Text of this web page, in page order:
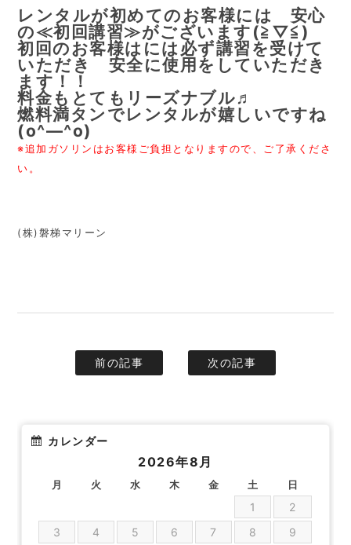
レンタルが初めてのお客様には 安心
の≪初回講習≫がございます(≧▽≦)
初回のお客様はには必ず講習を受けて
いただき 安全に使用をしていただき
ます！！
料金もとてもリーズナブル♬
燃料満タンでレンタルが嬉しいですね
(o^―^o)
※追加ガソリンはお客様ご負担となりますので、ご了承くださ
い。
(株)磐梯マリーン
前の記事 次の記事
カレンダー
2026年8月
月 火 水 木 金 土 日
1
2
3
4 5 6 7 8
9